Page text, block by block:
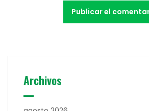
Archivos